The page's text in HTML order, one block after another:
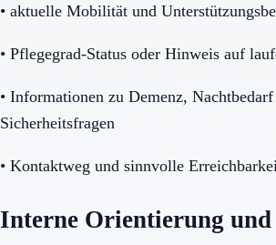
• aktuelle Mobilität und
• Pflegegrad-Status oder Hinweis auf
• Informationen zu Demenz,
Sicherheitsfragen
• Kontaktweg und sinnvolle
Interne Orientierung und